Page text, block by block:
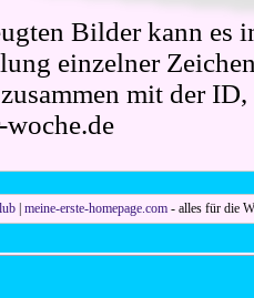
Bilder kann es
einzelner
mit der
| meine-erste-homepage.com- alles für die